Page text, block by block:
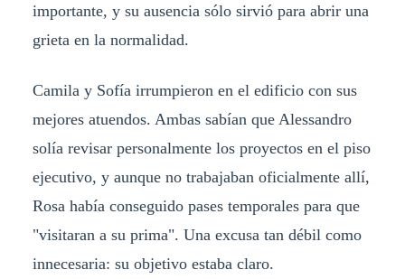
importante, y su ausencia sólo sirvió para abrir una
grieta en la normalidad.
Camila y Sofía irrumpieron en el edificio con sus
mejores atuendos. Ambas sabían que Alessandro
solía revisar personalmente los proyectos en el piso
ejecutivo, y aunque no trabajaban oficialmente allí,
Rosa había conseguido pases temporales para que
"visitaran a su prima". Una excusa tan débil como
innecesaria: su objetivo estaba claro.